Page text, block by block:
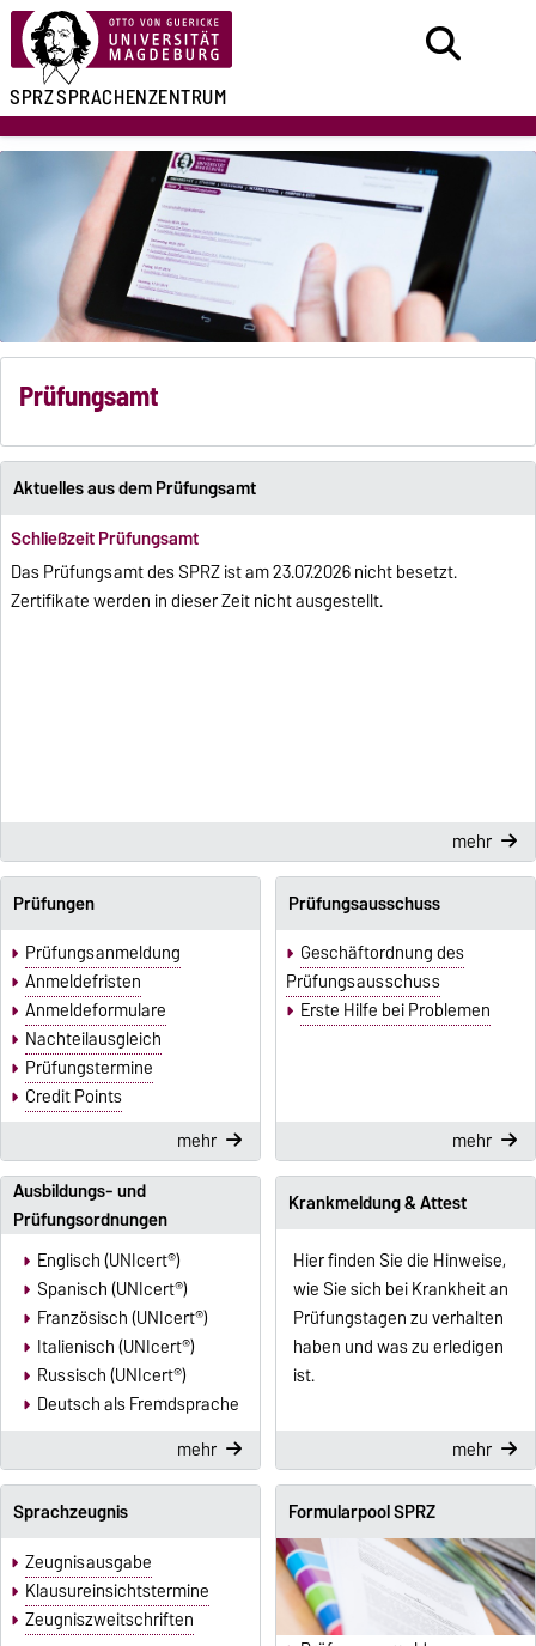
SPRZSPRACHENZENTRUM
Prüfungsamt
Aktuelles aus dem Prüfungsamt
Schließzeit Prüfungsamt
Das Prüfungsamt des SPRZ ist am 23.07.2026 nicht besetzt.
Zertifikate werden in dieser Zeit nicht ausgestellt.
mehr
Prüfungen
Prüfungsanmeldung
Anmeldefristen
Anmeldeformulare
Nachteilausgleich
Prüfungstermine
Credit Points
mehr
Prüfungsausschuss
Geschäftordnung des
Prüfungsausschuss
Erste Hilfe bei Problemen
mehr
Ausbildungs- und
Prüfungsordnungen
Englisch (UNIcert®)
Spanisch (UNIcert®)
Französisch (UNIcert®)
Italienisch (UNIcert®)
Russisch (UNIcert®)
Deutsch als Fremdsprache
mehr
Krankmeldung & Attest
Hier finden Sie die Hinweise,
wie Sie sich bei Krankheit an
Prüfungstagen zu verhalten
haben und was zu erledigen
ist.
mehr
Sprachzeugnis
Zeugnisausgabe
Klausureinsichtstermine
Zeugniszweitschriften
Formularpool SPRZ